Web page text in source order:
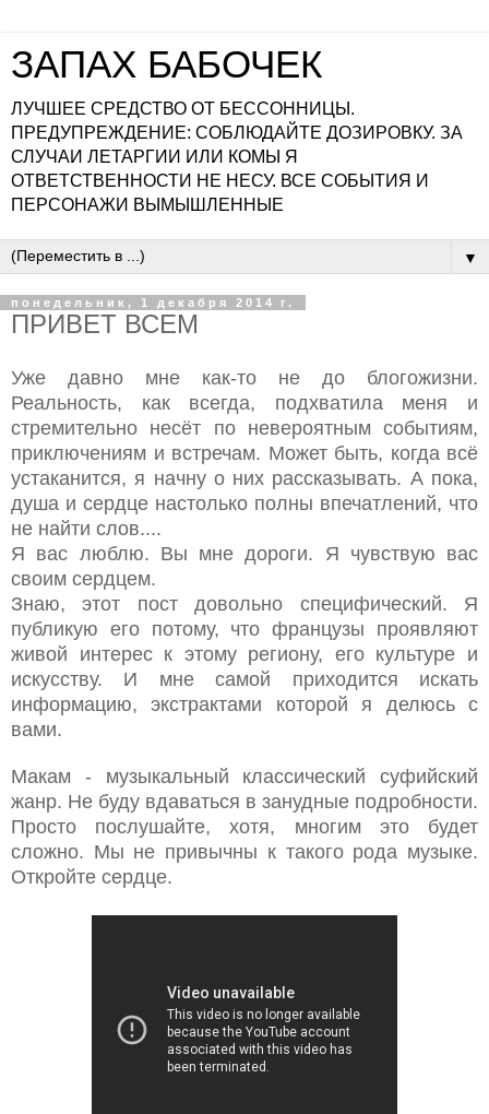
ЗАПАХ БАБОЧЕК
ЛУЧШЕЕ СРЕДСТВО ОТ БЕССОННИЦЫ.
ПРЕДУПРЕЖДЕНИЕ: СОБЛЮДАЙТЕ ДОЗИРОВКУ. ЗА
СЛУЧАИ ЛЕТАРГИИ ИЛИ КОМЫ Я
ОТВЕТСТВЕННОСТИ НЕ НЕСУ. ВСЕ СОБЫТИЯ И
ПЕРСОНАЖИ ВЫМЫШЛЕННЫЕ
▼
понедельник, 1 декабря 2014 г.
ПРИВЕТ ВСЕМ
Уже давно мне как-то не до блогожизни.
Реальность, как всегда, подхватила меня и
стремительно несёт по невероятным событиям,
приключениям и встречам. Может быть, когда всё
устаканится, я начну о них рассказывать. А пока,
душа и сердце настолько полны впечатлений, что
не найти слов....
Я вас люблю. Вы мне дороги. Я чувствую вас
своим сердцем.
Знаю, этот пост довольно специфический. Я
публикую его потому, что французы проявляют
живой интерес к этому региону, его культуре и
искусству. И мне самой приходится искать
информацию, экстрактами которой я делюсь с
вами.
Макам - музыкальный классический суфийский
жанр. Не буду вдаваться в занудные подробности.
Просто послушайте, хотя, многим это будет
сложно. Мы не привычны к такого рода музыке.
Откройте сердце.